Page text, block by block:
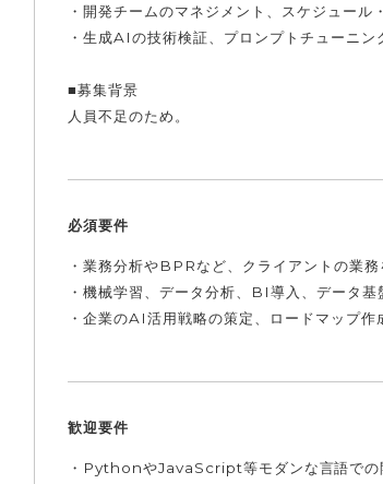
・開発チームのマネジメント、スケジュール
・生成AIの技術検証、プロンプトチューニン
■募集背景
人員不足のため。
必須要件
・業務分析やBPRなど、クライアントの業
・機械学習、データ分析、BI導入、データ
・企業のAI活用戦略の策定、ロードマップ作
歓迎要件
・PythonやJavaScript等モダンな言語での